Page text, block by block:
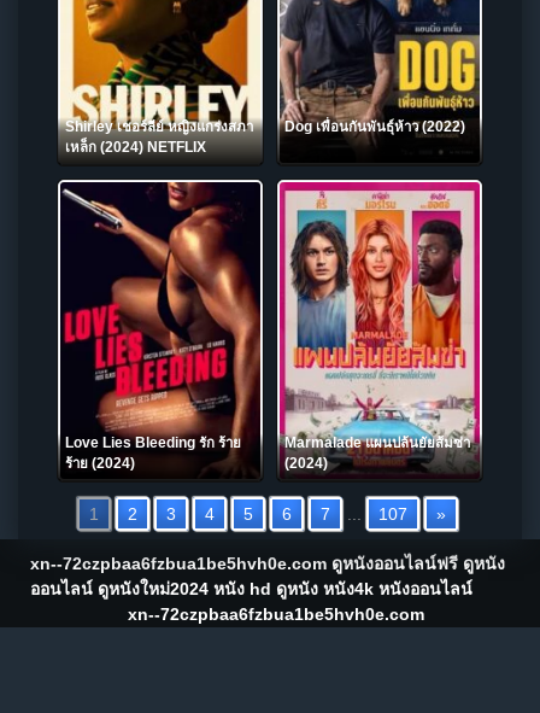
Shirley เชอร์ลีย์ หญิงแกร่งสภา
เหล็ก (2024) NETFLIX
Dog เพื่อนกันพันธุ์ห้าว (2022)
Love Lies Bleeding รัก ร้าย
ร้าย (2024)
Marmalade แผนปล้นยัยส้มซ่า
(2024)
1 2 3 4 5 6 7 107 »
xn--72czpbaa6fzbua1be5hvh0e.com ดูหนังออนไลน์ฟรี ดูหนัง
ออนไลน์ ดูหนังใหม่2024 หนัง hd ดูหนัง หนัง4k หนังออนไลน์
xn--72czpbaa6fzbua1be5hvh0e.com